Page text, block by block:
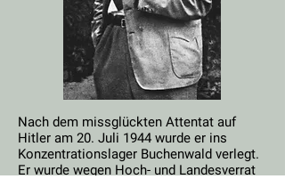
Nach dem missglückten Attentat auf
Hitler am 20. Juli 1944 wurde er ins
Konzentrationslager Buchenwald verlegt.
Er wurde wegen Hoch- und Landesverrat